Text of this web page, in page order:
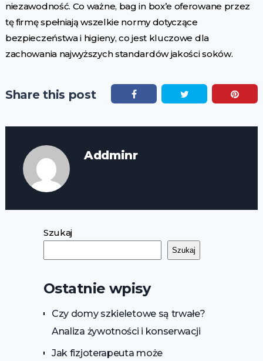
niezawodność. Co ważne, bag in box’e oferowane przez
tę firmę spełniają wszelkie normy dotyczące
bezpieczeństwa i higieny, co jest kluczowe dla
zachowania najwyższych standardów jakości soków.
Share this post
Addminr
Szukaj
Szukaj
Ostatnie wpisy
Czy domy szkieletowe są trwałe?
Analiza żywotności i konserwacji
Jak fizjoterapeuta może